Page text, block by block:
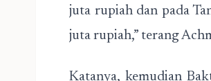
juta rupiah dan pada
juta rupiah,” terang
Katanya, kemudian